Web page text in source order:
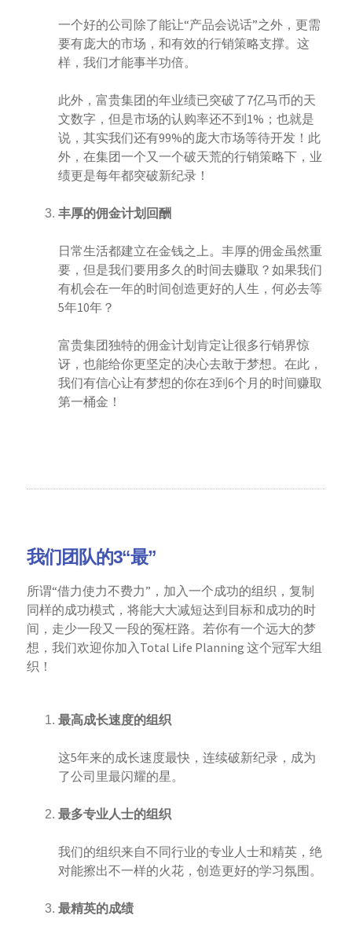
一个好的公司除了能让“产品会说话”之外，更需
要有庞大的市场，和有效的行销策略支撑。这
样，我们才能事半功倍。
此外，富贵集团的年业绩已突破了7亿马币的天
文数字，但是市场的认购率还不到1%；也就是
说，其实我们还有99%的庞大市场等待开发！此
外，在集团一个又一个破天荒的行销策略下，业
绩更是每年都突破新纪录！
丰厚的佣金计划回酬
日常生活都建立在金钱之上。丰厚的佣金虽然重
要，但是我们要用多久的时间去赚取？如果我们
有机会在一年的时间创造更好的人生，何必去等
5年10年？
富贵集团独特的佣金计划肯定让很多行销界惊
讶，也能给你更坚定的决心去敢于梦想。在此，
我们有信心让有梦想的你在3到6个月的时间赚取
第一桶金！
我们团队的3“最”
所谓“借力使力不费力”，加入一个成功的组织，复制
同样的成功模式，将能大大减短达到目标和成功的时
间，走少一段又一段的冤枉路。若你有一个远大的梦
想，我们欢迎你加入Total Life Planning 这个冠军大组
织！
最高成长速度的组织
这5年来的成长速度最快，连续破新纪录，成为
了公司里最闪耀的星。
最多专业人士的组织
我们的组织来自不同行业的专业人士和精英，绝
对能擦出不一样的火花，创造更好的学习氛围。
最精英的成绩